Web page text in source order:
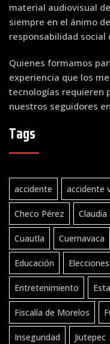
material audiovisual
siempre en el ánimo
responsabilidad social
Quienes formamos
experiencia que los
tecnologías requieren
nuestros seguidores
Tags
accidente accidente
Checo Pérez Claudia
Cuautla Cuernavaca
Educación
Entretenimiento
Fiscalía de Morelos
Inseguridad Jiutepec